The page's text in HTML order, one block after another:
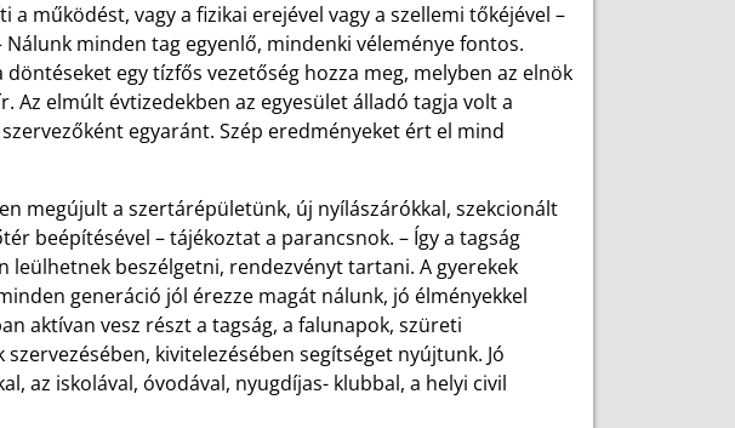
a működést, vagy a fizikai erejével vagy a szellemi tőkéjével –
minden tag egyenlő, mindenki véleménye fontos.
egy tízfős vezetőség hozza meg, melyben az elnök
Az elmúlt évtizedekben az egyesület álladó tagja volt a
egyaránt. Szép eredményeket ért el mind
megújult a szertárépületünk, új nyílászárókkal, szekcionált
beépítésével – tájékoztat a parancsnok. – Így a tagság
leülhetnek beszélgetni, rendezvényt tartani. A gyerekek
generáció jól érezze magát nálunk, jó élményekkel
aktívan vesz részt a tagság, a falunapok, szüreti
kivitelezésében segítséget nyújtunk. Jó
az iskolával, óvodával, nyugdíjas- klubbal, a helyi civil